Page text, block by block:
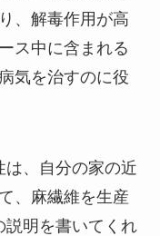
、解毒作用が高
ス中に含まれる
気を治すのに役
は、自分の家の近
、麻繊維を生産
説明を書いてくれ